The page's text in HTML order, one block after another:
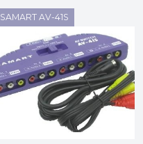
SAMART AV-41S